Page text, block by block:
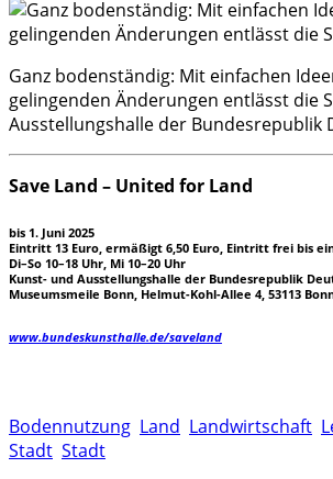
Ganz bodenständig: Mit einfachen
gelingenden Änderungen entlässt die
Ausstellungshalle der Bundesrepublik
Save Land – United for Land
bis 1. Juni 2025
Eintritt 13 Euro, ermäßigt 6,50 Euro, Eintritt frei bis
Di–So 10–18 Uhr, Mi 10–20 Uhr
Kunst- und Ausstellungshalle der Bundesrepublik
Museumsmeile Bonn, Helmut-Kohl-Allee 4, 53113
www.bundeskunsthalle.de/saveland
Bodennutzung Land Landwirtschaft
Stadt Stadt